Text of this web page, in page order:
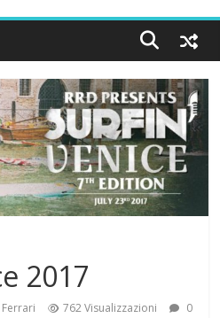
2017
762 Visualizzazioni
0